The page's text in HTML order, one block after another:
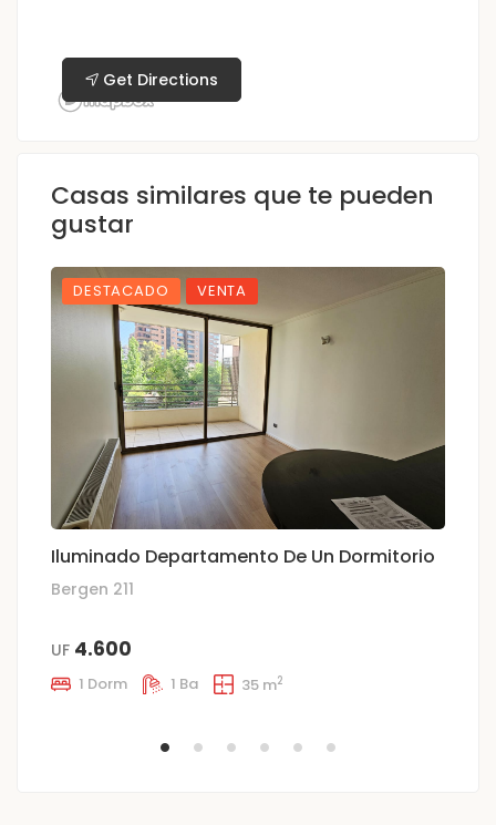
Get Directions
Casas similares que te pueden
gustar
DESTACADO VENTA
Iluminado Departamento De Un Dormitorio
Bergen 211
UF 4.600
1 Dorm 1 Ba 35 m2